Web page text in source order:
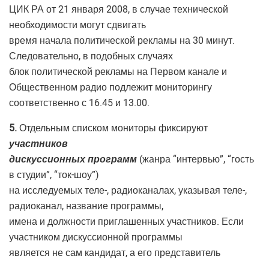
ЦИК РА от 21 января 2008, в случае технической
необходимости могут сдвигать
время начала политической рекламы на 30 минут.
Следовательно, в подобных случаях
блок политической рекламы на Первом канале и
Общественном радио подлежит мониторингу
соответственно с 16.45 и 13.00.
5. Отдельным списком мониторы фиксируют
участников
дискуссионных программ (жанра “интервью”, “гость
в студии”, “ток-шоу”)
на исследуемых теле-, радиоканалах, указывая теле-,
радиоканал, название программы,
имена и должности приглашенных участников. Если
участником дискуссионной программы
является не сам кандидат, а его представитель